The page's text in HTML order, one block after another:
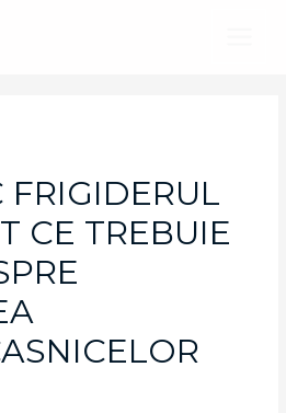
CE TREBUIE